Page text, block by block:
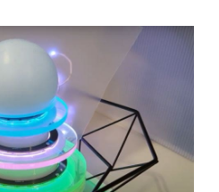
; //起動時刻（分）